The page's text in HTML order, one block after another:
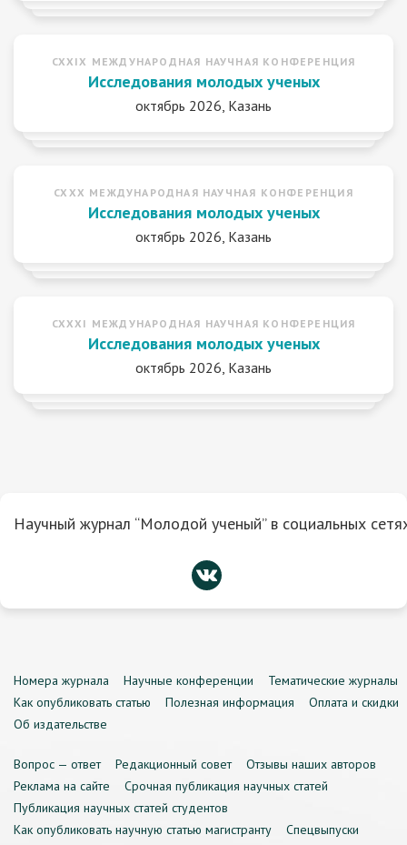
CXXIX МЕЖДУНАРОДНАЯ НАУЧНАЯ КОНФЕРЕНЦИЯ
Исследования молодых ученых
октябрь 2026, Казань
CXXX МЕЖДУНАРОДНАЯ НАУЧНАЯ КОНФЕРЕНЦИЯ
Исследования молодых ученых
октябрь 2026, Казань
CXXXI МЕЖДУНАРОДНАЯ НАУЧНАЯ КОНФЕРЕНЦИЯ
Исследования молодых ученых
октябрь 2026, Казань
Научный журнал “Молодой ученый” в социальных
Номера журнала Научные конференции
Тематические журналы
Как опубликовать статью
Полезная информация
Оплата и скидки
Об издательстве
Вопрос — ответ Редакционный совет
Отзывы наших авторов
Реклама на сайте
Срочная публикация научных статей
Публикация научных статей студентов
Как опубликовать научную статью магистранту
Спецвыпуски